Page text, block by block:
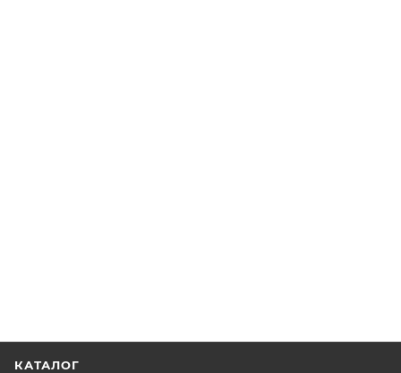
КАТАЛОГ